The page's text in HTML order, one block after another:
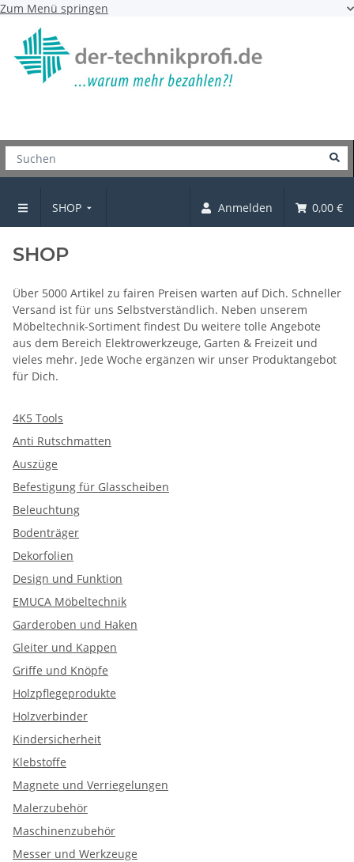
Zum Menü springen
SHOP Anmelden 0,00 €
Startseite
SHOP
Über 5000 Artikel zu fairen Preisen warten auf Dich. Schneller
Versand ist für uns Selbstverständlich. Neben unserem
Möbeltechnik-Sortiment findest Du weitere tolle Angebote
aus dem Bereich Elektrowerkzeuge, Garten & Freizeit und
vieles mehr. Jede Woche ergänzen wir unser Produktangebot
für Dich.
4K5 Tools
Anti Rutschmatten
Auszüge
Befestigung für Glasscheiben
Beleuchtung
Bodenträger
Dekorfolien
Design und Funktion
EMUCA Möbeltechnik
Garderoben und Haken
Gleiter und Kappen
Griffe und Knöpfe
Holzpflegeprodukte
Holzverbinder
Kindersicherheit
Klebstoffe
Magnete und Verriegelungen
Malerzubehör
Maschinenzubehör
Messer und Werkzeuge